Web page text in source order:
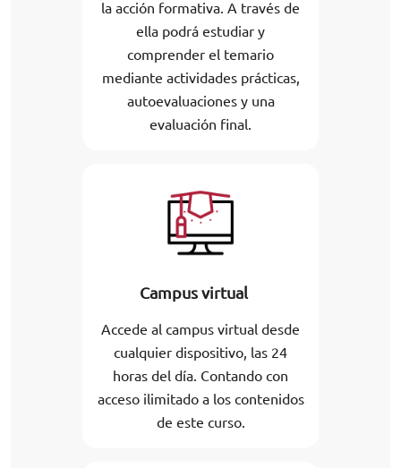
la acción formativa. A través de
ella podrá estudiar y
comprender el temario
mediante actividades prácticas,
autoevaluaciones y una
evaluación final.
Campus virtual
Accede al campus virtual desde
cualquier dispositivo, las 24
horas del día. Contando con
acceso ilimitado a los contenidos
de este curso.